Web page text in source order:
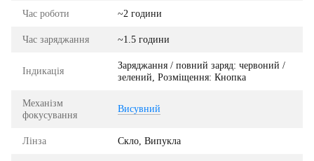
Час роботи ~2 години
Час заряджання ~1.5 години
Індикація
Заряджання / повний заряд: червоний /
зелений, Розміщення: Кнопка
Механізм
фокусування
Висувний
Лінза Скло, Випукла